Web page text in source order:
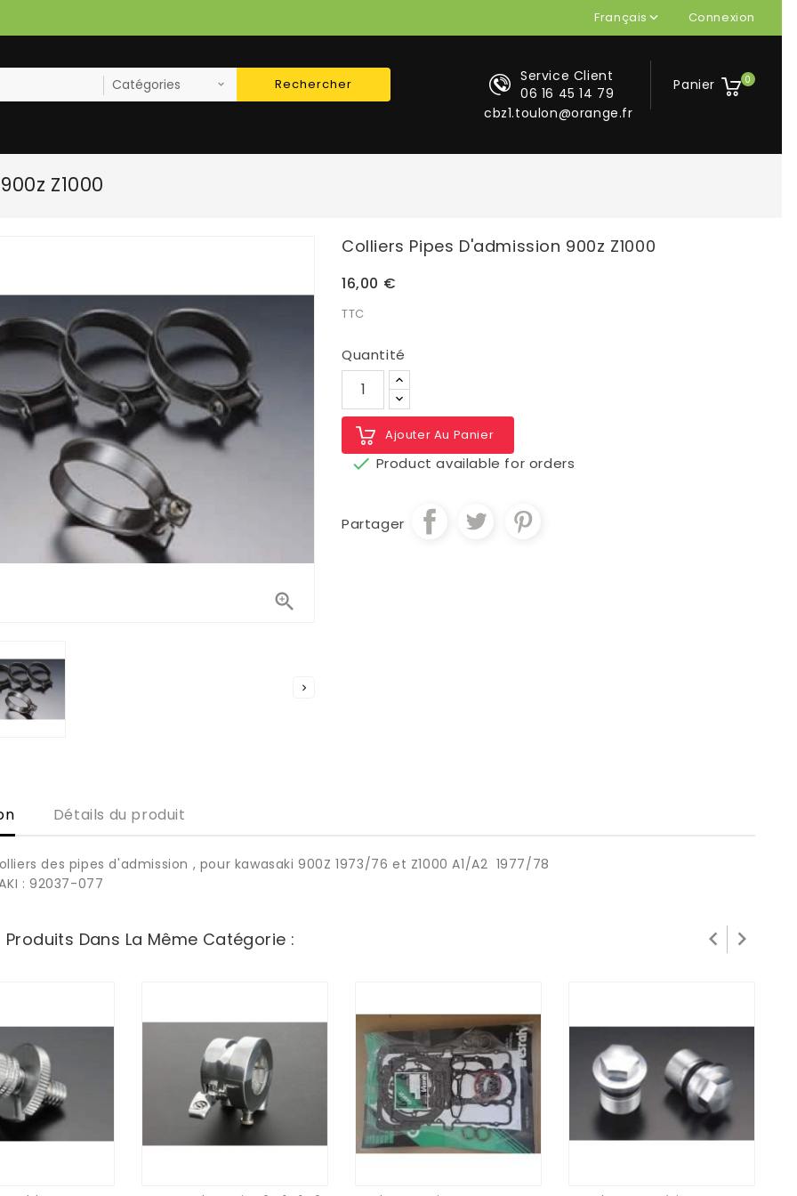
Français Connexion
Panier 0
Service Client
06 16 45 14 79
cbz1.toulon@orange.fr
Rechercher
Z1000


Colliers Pipes D'admission 900z Z1000
16,00 €
TTC
Quantité
Ajouter Au Panier
 Product available for orders
Partager
Détails du produit
des pipes d'admission , pour kawasaki 900Z 1973/76 et Z1000 A1/A2 1977/78
: 92037-077
Produits Dans La Même Catégorie :  